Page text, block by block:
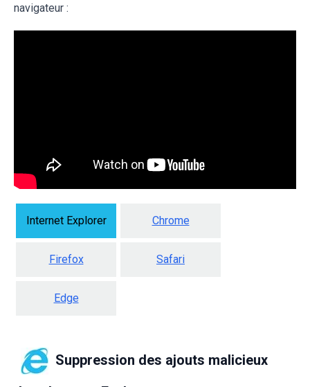
navigateur :
Internet Explorer Chrome
Firefox Safari
Edge
Suppression des ajouts malicieux